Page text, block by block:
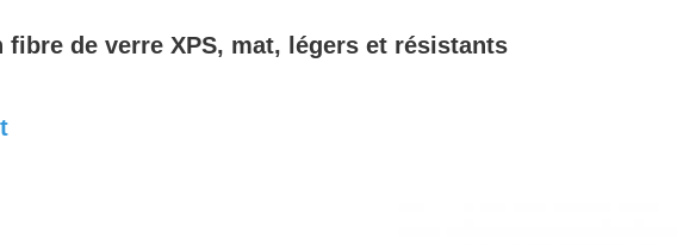
fibre de verre XPS, mat, légers et résistants